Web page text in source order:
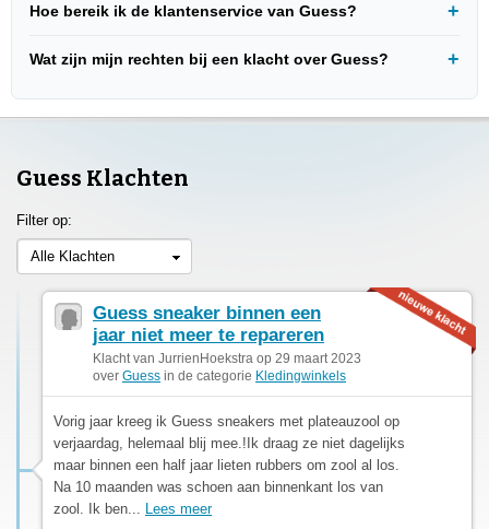
Hoe bereik ik de klantenservice van Guess?
Wat zijn mijn rechten bij een klacht over Guess?
Guess Klachten
Filter op:
Alle Klachten
Guess sneaker binnen een
jaar niet meer te repareren
Klacht van JurrienHoekstra op 29 maart 2023
over Guess in de categorie Kledingwinkels
Vorig jaar kreeg ik Guess sneakers met plateauzool op
verjaardag, helemaal blij mee.!Ik draag ze niet dagelijks
maar binnen een half jaar lieten rubbers om zool al los.
Na 10 maanden was schoen aan binnenkant los van
zool. Ik ben... Lees meer